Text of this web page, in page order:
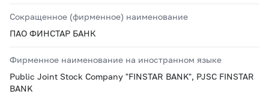
Сокращенное (фирменное) наименование
ПАО ФИНСТАР БАНК
Фирменное наименование на иностранном языке
Public Joint Stock Company "FINSTAR BANK", PJSC FINSTAR
BANK